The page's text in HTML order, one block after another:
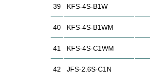
39 KFS-4S-B1W
40 KFS-4S-B1WM
41 KFS-4S-C1WM
42 JFS-2.6S-C1N